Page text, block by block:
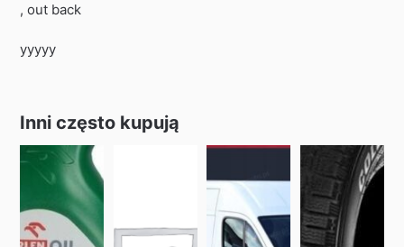
, out back
yyyyy
Inni często kupują